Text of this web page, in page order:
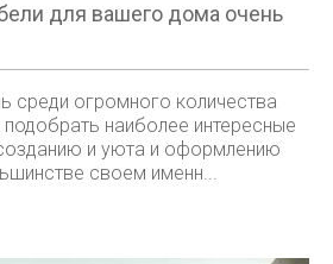
для вашего дома очень
среди огромного количества
наиболее интересные
и уюта и оформлению
своем именн...